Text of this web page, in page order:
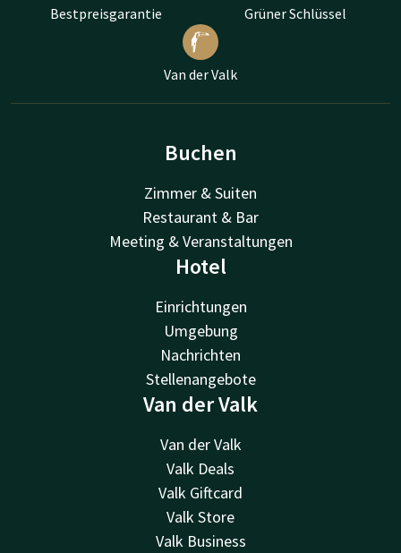
Bestpreisgarantie Grüner Schlüssel
Van der Valk
Buchen
Zimmer & Suiten
Restaurant & Bar
Meeting & Veranstaltungen
Hotel
Einrichtungen
Umgebung
Nachrichten
Stellenangebote
Van der Valk
Van der Valk
Valk Deals
Valk Giftcard
Valk Store
Valk Business